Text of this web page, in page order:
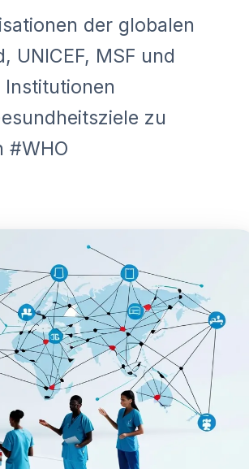
der globalen
UNICEF, MSF und
Institutionen
zu
#WHO